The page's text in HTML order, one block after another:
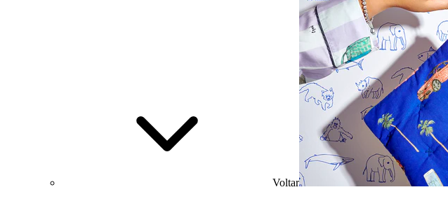
Voltar